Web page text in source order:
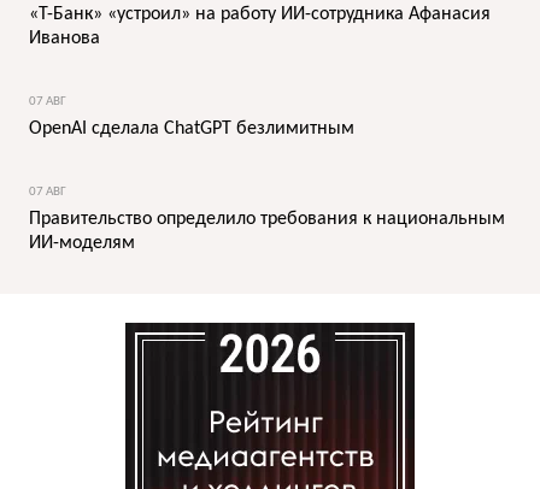
«Т-Банк» «устроил» на работу ИИ-сотрудника Афанасия
Иванова
07 АВГ
OpenAI сделала ChatGPT безлимитным
07 АВГ
Правительство определило требования к национальным
ИИ-моделям